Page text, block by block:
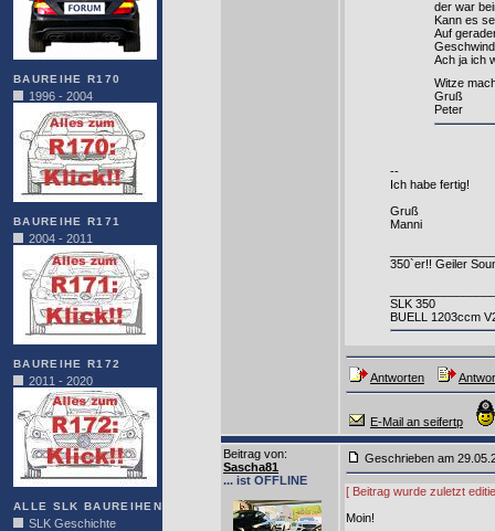
BAUREIHE R170
1996 - 2004
BAUREIHE R171
2004 - 2011
BAUREIHE R172
2011 - 2020
ALLE SLK BAUREIHEN
SLK Geschichte
der war
Kann es
Auf
Ach ja ich
Witze
Gruß
Peter
--
Ich habe fertig!
Gruß
Manni
350`er!! Geiler
SLK 350
BUELL 1203ccm
Antworten
E-Mail an seifertp
Beitrag von:
Sascha81
... ist OFFLINE
Geschrieben am
[ Beitrag wurde zuletzt
Moin!